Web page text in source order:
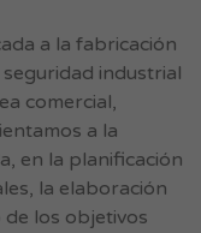
a la fabricación
industrial
comercial,
a la
en la planificación
la elaboración
de los objetivos